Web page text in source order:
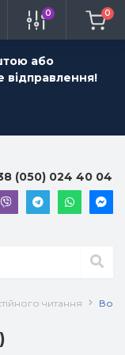
або
0 0
(050) 024 40 04
читання